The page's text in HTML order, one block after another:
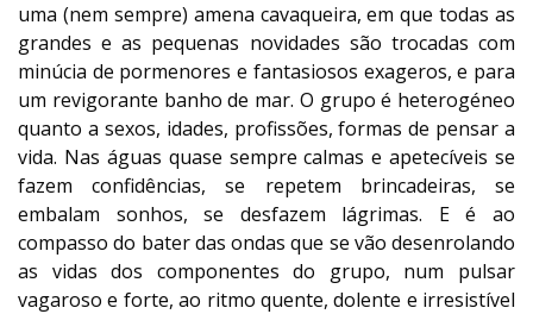
uma (nem sempre) amena cavaqueira, em que todas as
grandes e as pequenas novidades são trocadas com
minúcia de pormenores e fantasiosos exageros, e para
um revigorante banho de mar. O grupo é heterogéneo
quanto a sexos, idades, profissões, formas de pensar a
vida. Nas águas quase sempre calmas e apetecíveis se
fazem confidências, se repetem brincadeiras, se
embalam sonhos, se desfazem lágrimas. E é ao
compasso do bater das ondas que se vão desenrolando
as vidas dos componentes do grupo, num pulsar
vagaroso e forte, ao ritmo quente, dolente e irresistível